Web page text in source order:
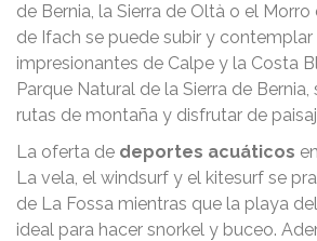
de Bernia, la Sierra de Oltà o el Morro
de Ifach se puede subir y contemplar
impresionantes de Calpe y la Costa
Parque Natural de la Sierra de
rutas de montaña y disfrutar de
La oferta de deportes acuáticos
La vela, el windsurf y el kitesurf se
de La Fossa mientras que la playa
ideal para hacer snorkel y buceo.